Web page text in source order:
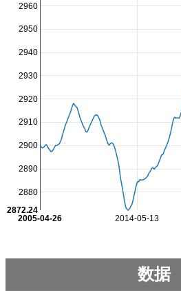
2014-05-13
2005-04-26
2880
2890
2900
2910
2920
2930
2940
2950
2960
2872.24
数据